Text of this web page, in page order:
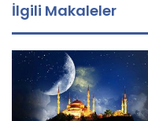
a
d
r
e
s
İlgili Makaleler